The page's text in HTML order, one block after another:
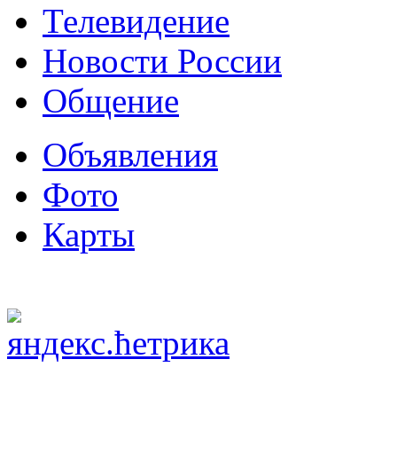
Телевидение
Новости России
Общение
Объявления
Фото
Карты